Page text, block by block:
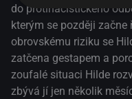
do protinacistického
kterým se později začne
obrovskému riziku se
zatčena gestapem a
zoufalé situaci Hilde
zbývá jí jen několik